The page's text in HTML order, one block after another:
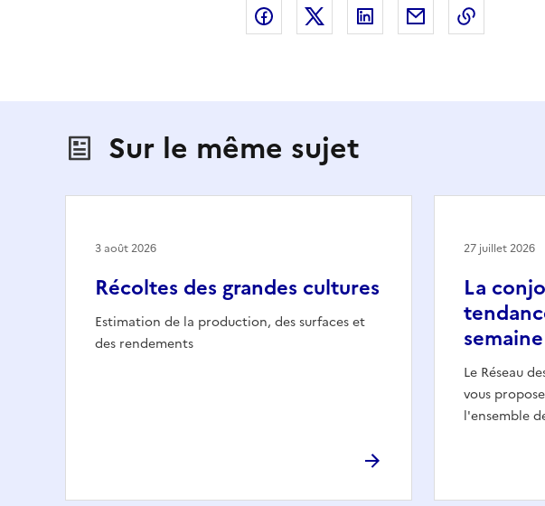
Partager sur Facebook
Partager sur X (anciennement
Partager sur LinkedIn
Partager parCopier
Sur le même sujet
Récoltes des grandes cultures
Estimation de la production, des surfaces et
des rendements
3 août 2026
La
Le Réseau
vous
l'ensemble
27 juillet 2026